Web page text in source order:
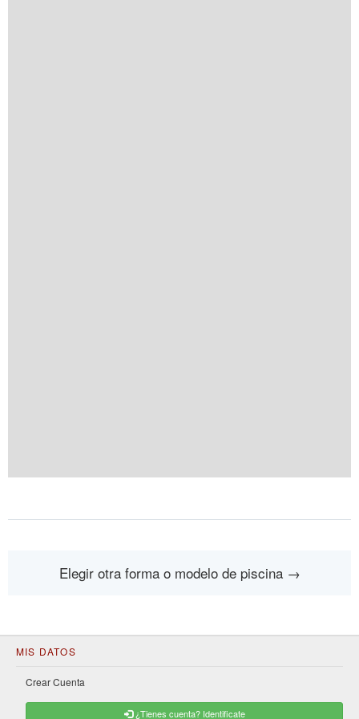
Elegir otra forma o modelo de piscina →
MIS DATOS
Crear Cuenta
¿Tienes cuenta? Identificate